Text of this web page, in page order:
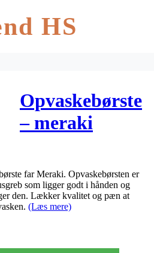
HS
Opvaskebørste
– meraki
far Meraki. Opvaskebørsten er
som ligger godt i hånden og
den. Lækker kvalitet og pæn at
(Læs mere)